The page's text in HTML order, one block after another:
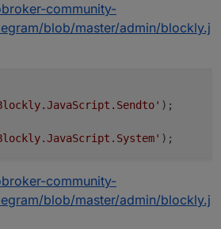
community-
blob/master/admin/blockly.j
);
);
community-
blob/master/admin/blockly.j